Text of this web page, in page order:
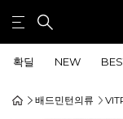
확딜 NEW
배드민턴의류